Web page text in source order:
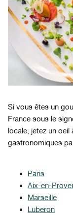
Si vous êtes un
France sous le
locale, jetez un
gastronomiques
Paris
Aix-en-
Marseille
Luberon